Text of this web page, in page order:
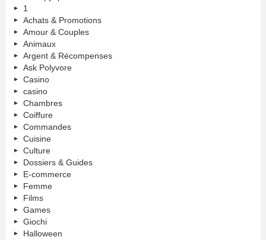
1
Achats & Promotions
Amour & Couples
Animaux
Argent & Récompenses
Ask Polyvore
Casino
casino
Chambres
Coiffure
Commandes
Cuisine
Culture
Dossiers & Guides
E-commerce
Femme
Films
Games
Giochi
Halloween